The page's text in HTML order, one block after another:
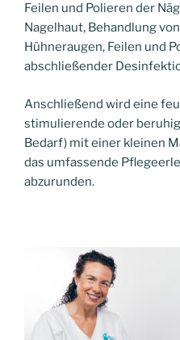
Feilen und Polieren der
Nagelhaut, Behandlung
Hühneraugen, Feilen und
abschließender
Anschließend wird eine
stimulierende oder
Bedarf) mit einer kleinen
das umfassende
abzurunden.